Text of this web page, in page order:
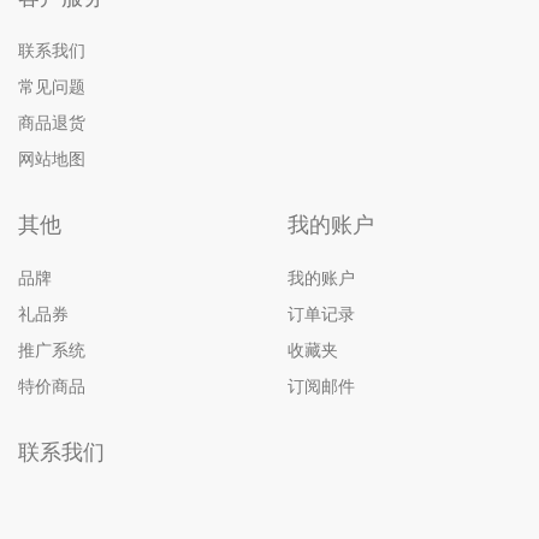
联系我们
常见问题
商品退货
网站地图
其他
品牌
礼品券
推广系统
特价商品
我的账户
我的账户
订单记录
收藏夹
订阅邮件
联系我们